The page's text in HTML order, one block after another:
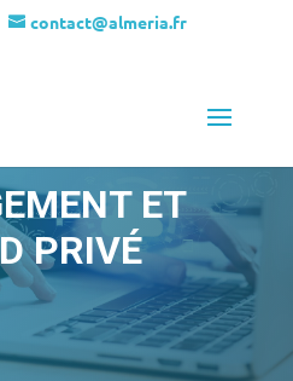
contact@almeria.fr
ET
PRIVÉ